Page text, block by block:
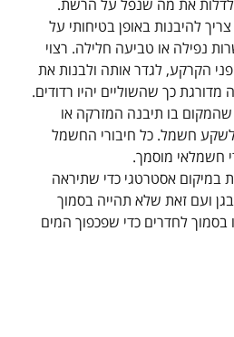
לדלות את מה שנפל על הרשת.
להיבנות באופן בטיחותי על
נפילה או טביעה חלילה. רצוי
הקרקע, לגדר אותה ולבנות את
כך שהשוליים יהיו רדודים.
בו תיבנה המזרקה או
לשקע חשמל. כל חיבורי החשמל
חשמלאי מוסמך.
במיקום אסטרטגי כדי שתיראה
ועם זאת שלא תהייה בסמוך
לחדרים כדי שפכפוך המים